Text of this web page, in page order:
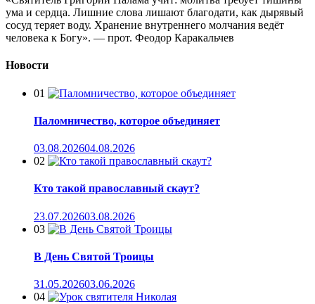
ума и сердца. Лишние слова лишают благодати, как дырявый
сосуд теряет воду. Хранение внутреннего молчания ведёт
человека к Богу». — прот. Феодор Каракальчев
Новости
01
Паломничество, которое объединяет
03.08.202604.08.2026
02
Кто такой православный скаут?
23.07.202603.08.2026
03
В День Святой Троицы
31.05.202603.06.2026
04